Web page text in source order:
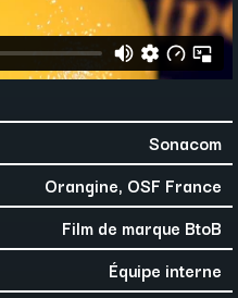
Sonacom
Orangine, OSF France
Film de marque BtoB
Équipe interne